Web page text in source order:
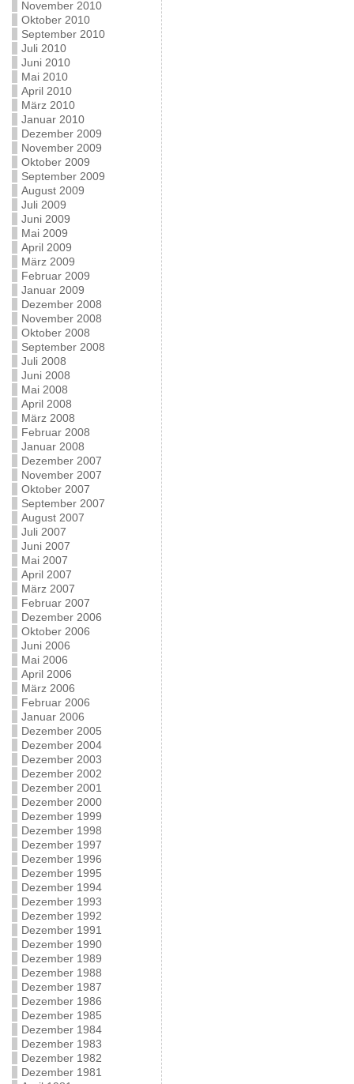
November 2010
Oktober 2010
September 2010
Juli 2010
Juni 2010
Mai 2010
April 2010
März 2010
Januar 2010
Dezember 2009
November 2009
Oktober 2009
September 2009
August 2009
Juli 2009
Juni 2009
Mai 2009
April 2009
März 2009
Februar 2009
Januar 2009
Dezember 2008
November 2008
Oktober 2008
September 2008
Juli 2008
Juni 2008
Mai 2008
April 2008
März 2008
Februar 2008
Januar 2008
Dezember 2007
November 2007
Oktober 2007
September 2007
August 2007
Juli 2007
Juni 2007
Mai 2007
April 2007
März 2007
Februar 2007
Dezember 2006
Oktober 2006
Juni 2006
Mai 2006
April 2006
März 2006
Februar 2006
Januar 2006
Dezember 2005
Dezember 2004
Dezember 2003
Dezember 2002
Dezember 2001
Dezember 2000
Dezember 1999
Dezember 1998
Dezember 1997
Dezember 1996
Dezember 1995
Dezember 1994
Dezember 1993
Dezember 1992
Dezember 1991
Dezember 1990
Dezember 1989
Dezember 1988
Dezember 1987
Dezember 1986
Dezember 1985
Dezember 1984
Dezember 1983
Dezember 1982
Dezember 1981